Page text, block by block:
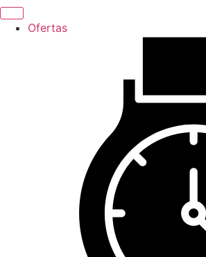
Ofertas